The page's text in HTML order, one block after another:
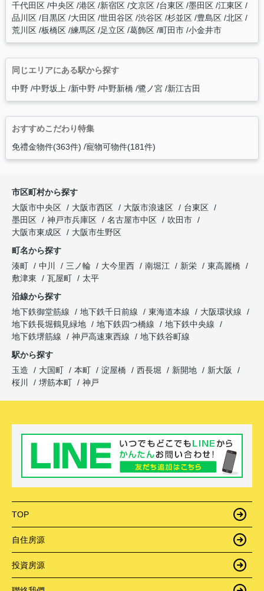
千代田区 中央区 港区 新宿区 文京区 台東区 墨田区 江東区
品川区 目黒区 大田区 世田谷区 渋谷区 杉並区 豊島区 北区
荒川区 板橋区 練馬区 足立区 葛飾区 町田市 小金井市
同じエリアにある駅から探す
中野 中野坂上 新中野 中野新橋 鷺ノ宮 新江古田
おすすめこだわり特集
免禮金物件(363件) 寵物可物件(181件)
市区町村から探す
大阪市中央区
大阪市西区 大阪市浪速区
台東区
墨田区
神戸市兵庫区 名古屋市中区
吹田市
大阪市東成区
大阪市生野区
町名から探す
湊町
中川 三ノ輪 大今里西 南堀江 新栄
東高麗橋
敷津東
瓦屋町
太平
沿線から探す
地下鉄御堂筋線
地下鉄千日前線 東海道本線
大阪環状線
地下鉄長堀鶴見緑地
地下鉄四つ橋線
地下鉄中央線
地下鉄堺筋線
神戸高速東西線
地下鉄谷町線
駅から探す
玉造
大国町 本町 淀屋橋 西長堀 新開地
新大阪
桜川
堺筋本町 神戸
TOP
自住房源
投資房源